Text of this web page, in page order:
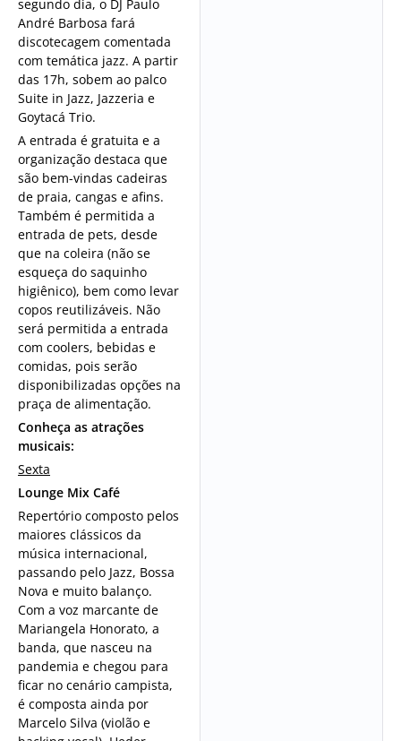
segundo dia, o DJ Paulo
André Barbosa fará
discotecagem comentada
com temática jazz. A partir
das 17h, sobem ao palco
Suite in Jazz, Jazzeria e
Goytacá Trio.
A entrada é gratuita e a
organização destaca que
são bem-vindas cadeiras
de praia, cangas e afins.
Também é permitida a
entrada de pets, desde
que na coleira (não se
esqueça do saquinho
higiênico), bem como levar
copos reutilizáveis. Não
será permitida a entrada
com coolers, bebidas e
comidas, pois serão
disponibilizadas opções na
praça de alimentação.
Conheça as atrações
musicais:
Sexta
Lounge Mix Café
Repertório composto pelos
maiores clássicos da
música internacional,
passando pelo Jazz, Bossa
Nova e muito balanço.
Com a voz marcante de
Mariangela Honorato, a
banda, que nasceu na
pandemia e chegou para
ficar no cenário campista,
é composta ainda por
Marcelo Silva (violão e